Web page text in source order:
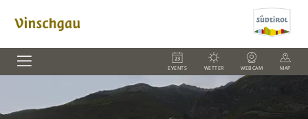
EVENTS WETTER WEBCAM MAP